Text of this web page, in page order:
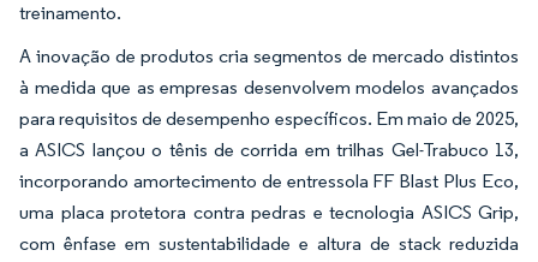
treinamento.
A inovação de produtos cria segmentos de mercado distintos
à medida que as empresas desenvolvem modelos avançados
para requisitos de desempenho específicos. Em maio de 2025,
a ASICS lançou o tênis de corrida em trilhas Gel-Trabuco 13,
incorporando amortecimento de entressola FF Blast Plus Eco,
uma placa protetora contra pedras e tecnologia ASICS Grip,
com ênfase em sustentabilidade e altura de stack reduzida